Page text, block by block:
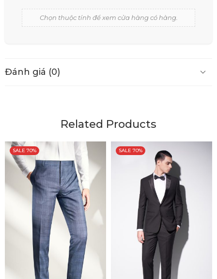
Chọn thuộc tính để xem cửa hàng có hàng.
Đánh giá (0)
Related Products
SALE 70% SALE 70%